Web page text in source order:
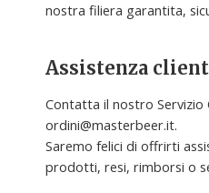
nostra filiera garantita,
Assistenza
Contatta il nostro Servizio
ordini@masterbeer.it.
Saremo felici di offrirti
prodotti, resi, rimborsi o